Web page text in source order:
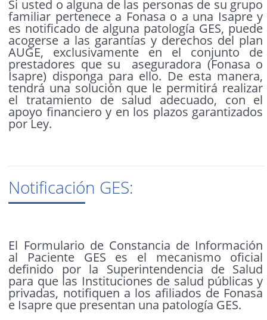
Si usted o alguna de las personas de su grupo
familiar pertenece a Fonasa o a una Isapre y
es notificado de alguna patología GES, puede
acogerse a las garantías y derechos del plan
AUGE, exclusivamente en el conjunto de
prestadores que su aseguradora (Fonasa o
Isapre) disponga para ello. De esta manera,
tendrá una solución que le permitirá realizar
el tratamiento de salud adecuado, con el
apoyo financiero y en los plazos garantizados
por Ley.
Notificación GES:
El Formulario de Constancia de Información
al Paciente GES es el mecanismo oficial
definido por la Superintendencia de Salud
para que las Instituciones de salud públicas y
privadas, notifiquen a los afiliados de Fonasa
e Isapre que presentan una patología GES.